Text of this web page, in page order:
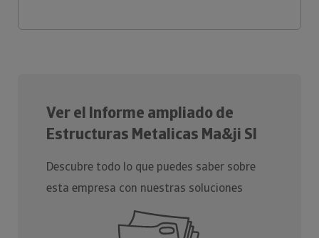
Ver el Informe ampliado de
Estructuras Metalicas Ma&ji Sl
Descubre todo lo que puedes saber sobre
esta empresa con nuestras soluciones